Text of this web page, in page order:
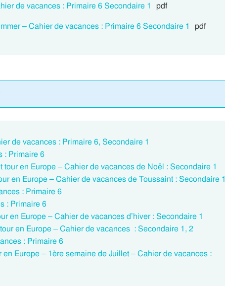
de vacances : Primaire 6 Secondaire 1
pdf
– Cahier de vacances : Primaire 6 Secondaire 1
pdf
de vacances : Primaire 6, Secondaire 1
: Primaire 6
tour en Europe – Cahier de vacances de Noël : Secondaire 1
en Europe – Cahier de vacances de Toussaint : Secondaire 1
: Primaire 6
: Primaire 6
en Europe – Cahier de vacances d’hiver : Secondaire 1
en Europe – Cahier de vacances : Secondaire 1, 2
: Primaire 6
en Europe – 1ère semaine de Juillet – Cahier de vacances :